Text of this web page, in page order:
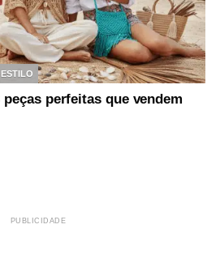
perfeitas que vendem
PUBLICIDADE